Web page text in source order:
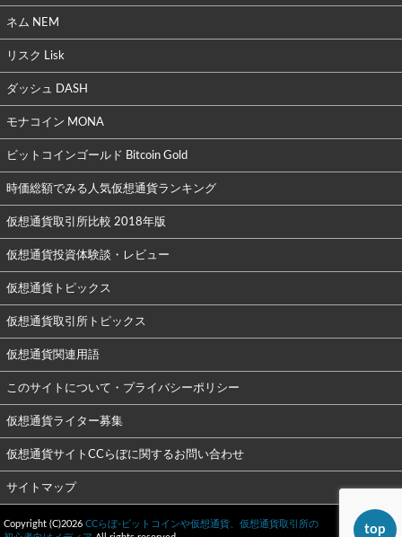
ネム NEM
リスク Lisk
ダッシュ DASH
モナコイン MONA
ビットコインゴールド Bitcoin Gold
時価総額でみる人気仮想通貨ランキング
仮想通貨取引所比較 2018年版
仮想通貨投資体験談・レビュー
仮想通貨トピックス
仮想通貨取引所トピックス
仮想通貨関連用語
このサイトについて・プライバシーポリシー
仮想通貨ライター募集
仮想通貨サイトCCらぼに関するお問い合わせ
サイトマップ
Copyright (C)2026CCらぼ-ビットコインや仮想通貨、仮想通貨取引所の
top